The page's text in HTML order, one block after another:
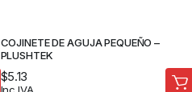
COJINETE DE AGUJA PEQUEÑO –
PLUSHTEK
$5.13